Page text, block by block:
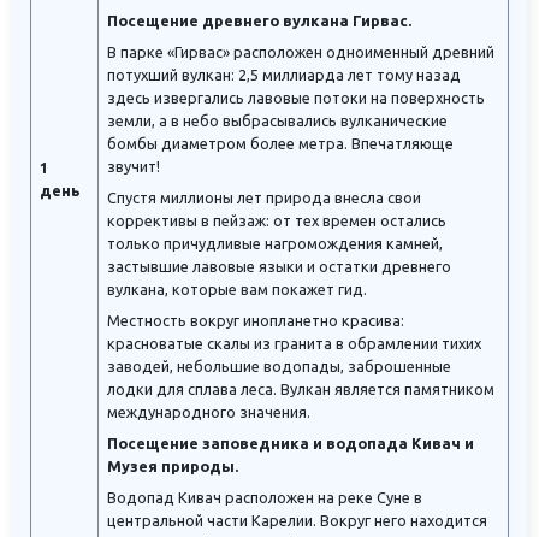
1
день
Посещение древнего вулкана Гирвас.
В парке «Гирвас» расположен одноименный древний
потухший вулкан: 2,5 миллиарда лет тому назад
здесь извергались лавовые потоки на поверхность
земли, а в небо выбрасывались вулканические
бомбы диаметром более метра. Впечатляюще
звучит!
Спустя миллионы лет природа внесла свои
коррективы в пейзаж: от тех времен остались
только причудливые нагромождения камней,
застывшие лавовые языки и остатки древнего
вулкана, которые вам покажет гид.
Местность вокруг инопланетно красива:
красноватые скалы из гранита в обрамлении тихих
заводей, небольшие водопады, заброшенные
лодки для сплава леса. Вулкан является памятником
международного значения.
Посещение заповедника и водопада Кивач и
Музея природы.
Водопад Кивач расположен на реке Суне в
центральной части Карелии. Вокруг него находится